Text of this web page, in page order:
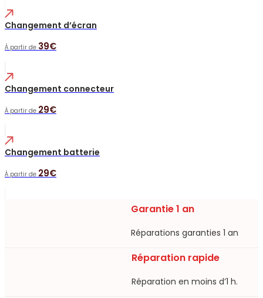
Changement d’écran
À partir de 39€
Changement connecteur
À partir de 29€
Changement batterie
À partir de 29€
Garantie 1 an
Réparations garanties 1 an​
Réparation rapide
Réparation en moins d’1 h.​